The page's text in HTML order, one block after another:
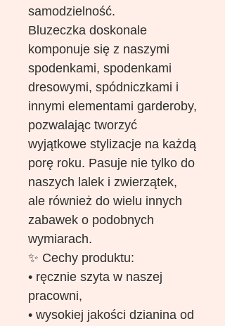
samodzielność.
Bluzeczka doskonale
komponuje się z naszymi
spodenkami, spodenkami
dresowymi, spódniczkami i
innymi elementami garderoby,
pozwalając tworzyć
wyjątkowe stylizacje na każdą
porę roku. Pasuje nie tylko do
naszych lalek i zwierzątek,
ale również do wielu innych
zabawek o podobnych
wymiarach.
✨ Cechy produktu:
• ręcznie szyta w naszej
pracowni,
• wysokiej jakości dzianina od